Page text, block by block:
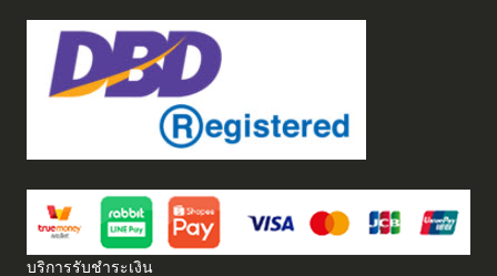
บริการรับชำระเงิน